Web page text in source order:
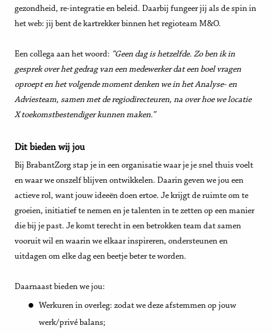
gezondheid, re-integratie en beleid. Daarbij fungeer jij als de spin in
het web: jij bent de kartrekker binnen het regioteam M&O.
Een collega aan het woord: “Geen dag is hetzelfde. Zo ben ik in
gesprek over het gedrag van een medewerker dat een boel vragen
oproept en het volgende moment denken we in het Analyse- en
Adviesteam, samen met de regiodirecteuren, na over hoe we locatie
X toekomstbestendiger kunnen maken.”
Dit bieden wij jou
Bij BrabantZorg stap je in een organisatie waar je je snel thuis voelt
en waar we onszelf blijven ontwikkelen. Daarin geven we jou een
actieve rol, want jouw ideeën doen ertoe. Je krijgt de ruimte om te
groeien, initiatief te nemen en je talenten in te zetten op een manier
die bij je past. Je komt terecht in een betrokken team dat samen
vooruit wil en waarin we elkaar inspireren, ondersteunen en
uitdagen om elke dag een beetje beter te worden.
Daarnaast bieden we jou:
Werkuren in overleg: zodat we deze afstemmen op jouw
werk/privé balans;